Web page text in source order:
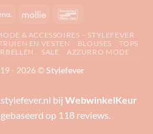
Klarna Mollie
& ACCESSOIRES – STYLEFEVER
EN VESTEN BLOUSES
TOPS
SALE AZZURRO MODE
- 2026 ©Stylefever
bij WebwinkelKeur
op 118 reviews.